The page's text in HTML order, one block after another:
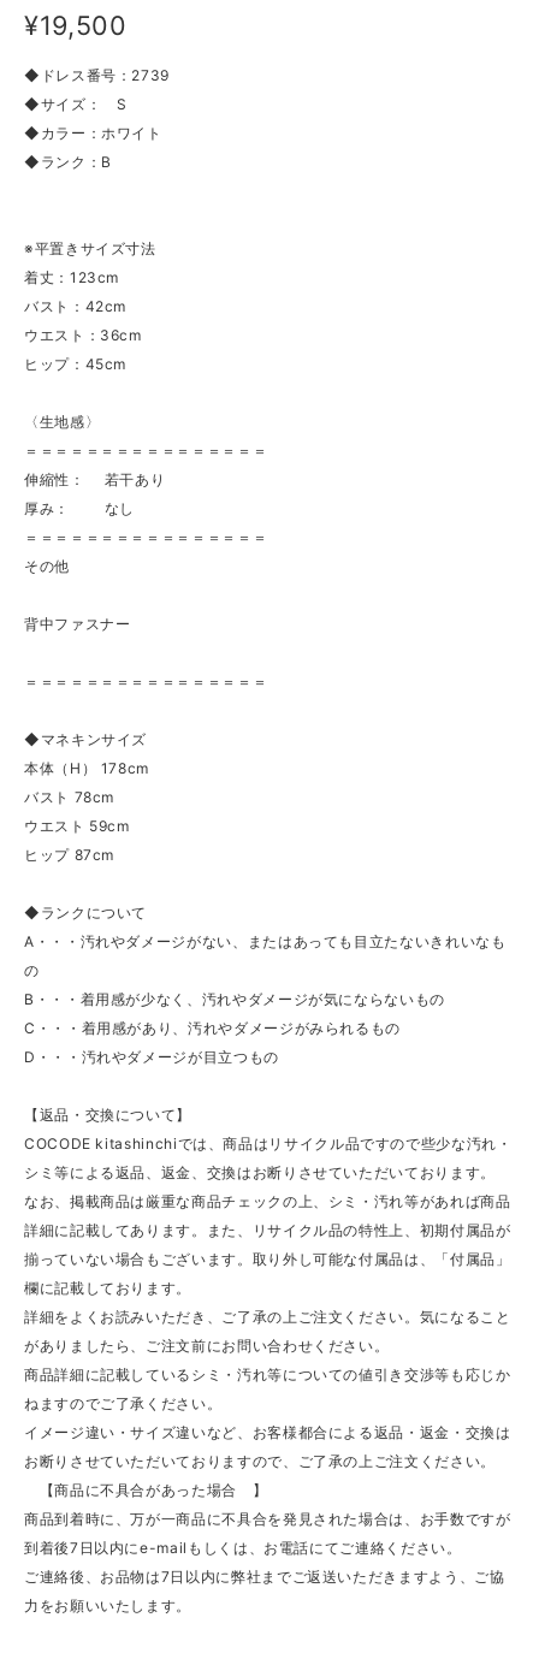
¥19,500
◆ドレス番号：2739
◆サイズ： S
◆カラー：ホワイト
◆ランク：B
※平置きサイズ寸法
着丈：123cm
バスト：42cm
ウエスト：36cm
ヒップ：45cm
〈生地感〉
＝＝＝＝＝＝＝＝＝＝＝＝＝＝＝＝
伸縮性： 若干あり
厚み： なし
＝＝＝＝＝＝＝＝＝＝＝＝＝＝＝＝
その他
背中ファスナー
＝＝＝＝＝＝＝＝＝＝＝＝＝＝＝＝
◆マネキンサイズ
本体（H） 178cm
バスト 78cm
ウエスト 59cm
ヒップ 87cm
◆ランクについて
A・・・汚れやダメージがない、またはあっても目立たないきれいなも
の
B・・・着用感が少なく、汚れやダメージが気にならないもの
C・・・着用感があり、汚れやダメージがみられるもの
D・・・汚れやダメージが目立つもの
【返品・交換について】
COCODE kitashinchiでは、商品はリサイクル品ですので些少な汚れ・
シミ等による返品、返金、交換はお断りさせていただいております。
なお、掲載商品は厳重な商品チェックの上、シミ・汚れ等があれば商品
詳細に記載してあります。また、リサイクル品の特性上、初期付属品が
揃っていない場合もございます。取り外し可能な付属品は、「付属品」
欄に記載しております。
詳細をよくお読みいただき、ご了承の上ご注文ください。気になること
がありましたら、ご注文前にお問い合わせください。
商品詳細に記載しているシミ・汚れ等についての値引き交渉等も応じか
ねますのでご了承ください。
イメージ違い・サイズ違いなど、お客様都合による返品・返金・交換は
お断りさせていただいておりますので、ご了承の上ご注文ください。
【商品に不具合があった場合 】
商品到着時に、万が一商品に不具合を発見された場合は、お手数ですが
到着後7日以内にe-mailもしくは、お電話にてご連絡ください。
ご連絡後、お品物は7日以内に弊社までご返送いただきますよう、ご協
力をお願いいたします。